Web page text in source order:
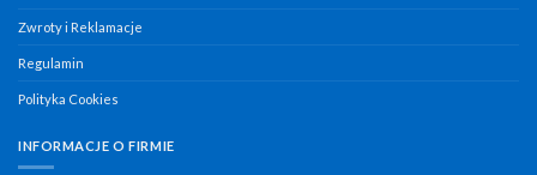
Zwroty i Reklamacje
Regulamin
Polityka Cookies
INFORMACJE O FIRMIE